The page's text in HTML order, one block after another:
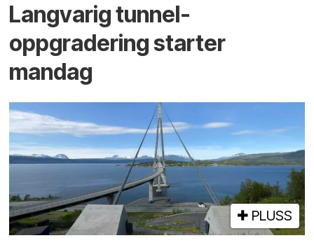
Langvarig tunnel­
oppgradering starter
mandag
PLUSS